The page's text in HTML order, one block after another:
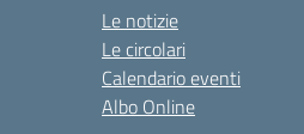
Le notizie
Le circolari
Calendario eventi
Albo Online